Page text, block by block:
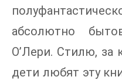
абсолютно
О’Лери. Стилю, за
дети любят эту